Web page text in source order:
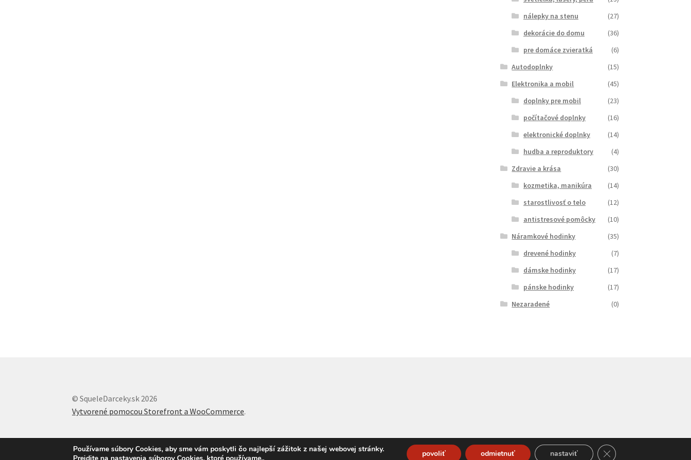
nálepky na stenu
(27)
dekorácie do domu
(36)
pre domáce zvieratká
(6)
Autodoplnky
(15)
Elektronika a mobil
(45)
doplnky pre mobil
(23)
počítačové doplnky
(16)
elektronické doplnky
(14)
hudba a reproduktory
(4)
Zdravie a krása
(30)
kozmetika, manikúra
(14)
starostlivosť o telo
(12)
antistresové pomôcky
(10)
Náramkové hodinky
(35)
drevené hodinky
(7)
dámske hodinky
(17)
pánske hodinky
(17)
Nezaradené
(0)
© SqueleDarceky.sk 2026
Vytvorené pomocou Storefront a WooCommerce.
Používame súbory Cookies, aby sme vám poskytli čo najlepší zážitok z našej webovej stránky.
povoliť odmietnuť nastaviť Close GDPR Cookie